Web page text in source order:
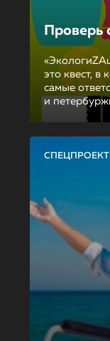
Проверь
это квест,
самые
и
СПЕЦПРОЕКТ